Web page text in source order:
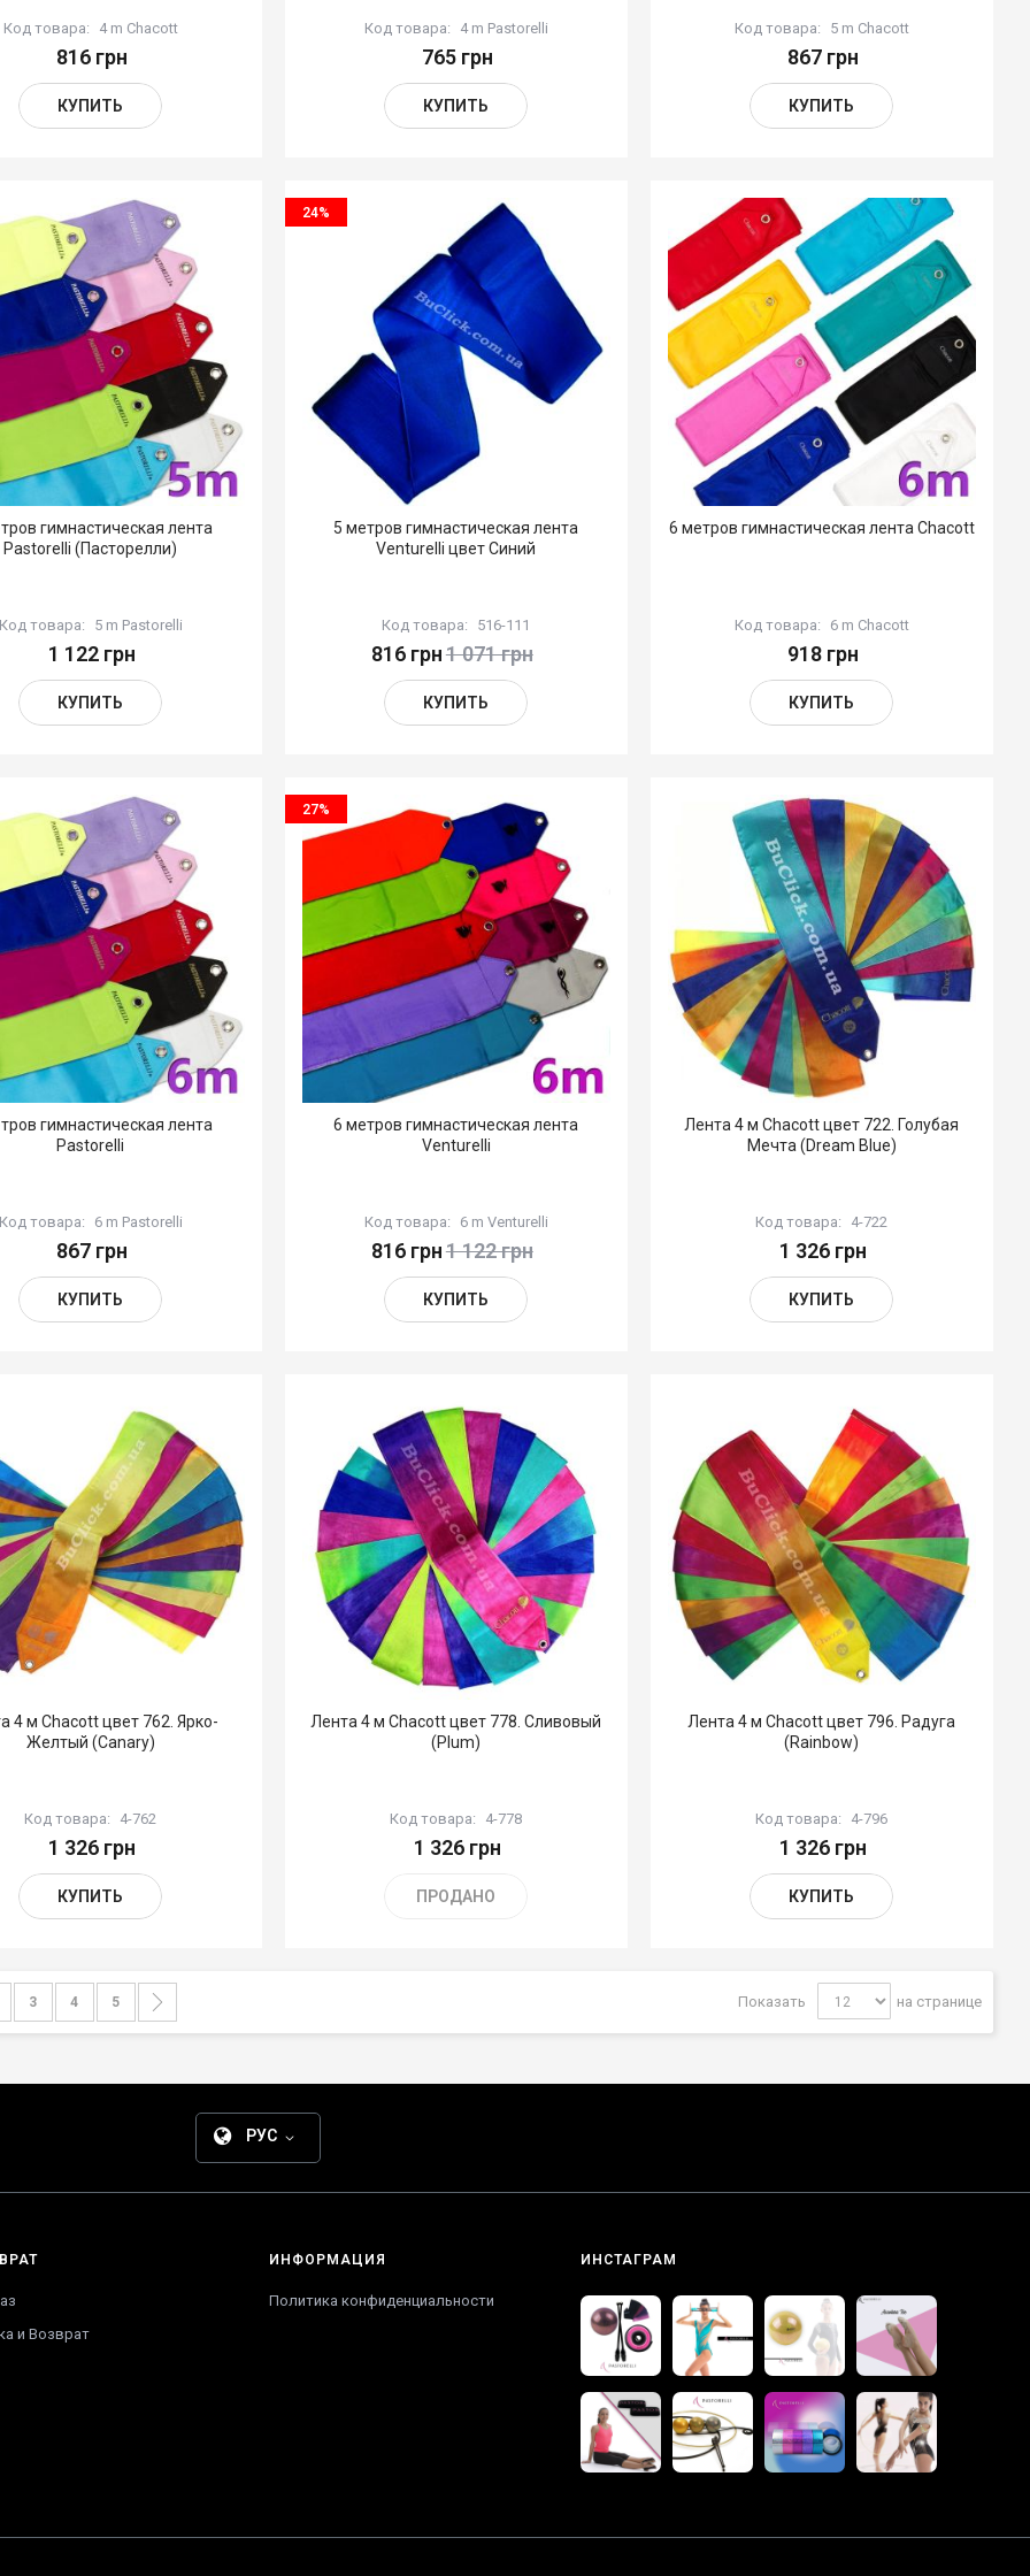
Код товара: 4 m Chacott
816 грн
КУПИТЬ
Код товара: 4 m Pastorelli
765 грн
КУПИТЬ
Код товара: 5 m Chacott
867 грн
КУПИТЬ
гимнастическая лента
Pastorelli (Пасторелли)
товара: 5 m Pastorelli
1 122 грн
КУПИТЬ
24%
5 метров гимнастическая лента
Venturelli цвет Синий
Код товара: 516-111
816 грн1 071 грн
КУПИТЬ
6 метров гимнастическая лента Chacott
Код товара: 6 m Chacott
918 грн
КУПИТЬ
гимнастическая лента
Pastorelli
товара: 6 m Pastorelli
867 грн
КУПИТЬ
27%
6 метров гимнастическая лента
Venturelli
Код товара: 6 m Venturelli
816 грн1 122 грн
КУПИТЬ
Лента 4 м Chacott цвет 722. Голубая
Мечта (Dream Blue)
Код товара: 4-722
1 326 грн
КУПИТЬ
4 м Chacott цвет 762. Ярко-
Желтый (Canary)
Код товара: 4-762
1 326 грн
КУПИТЬ
Лента 4 м Chacott цвет 778. Сливовый
(Plum)
Код товара: 4-778
1 326 грн
ПРОДАНО
Лента 4 м Chacott цвет 796. Радуга
(Rainbow)
Код товара: 4-796
1 326 грн
КУПИТЬ
reading page
Страница
3 Страница
4 Страница
5 Показать на странице
РУС
и Возврат
ИНФОРМАЦИЯ
Политика конфиденциальности
ИНСТАГРАМ